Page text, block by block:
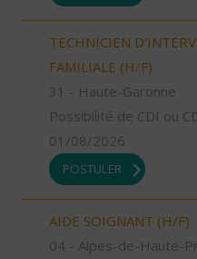
TECHNICIEN
FAMILIALE (H/F)
31 - Haute-Garonne
Possibilité de CDI ou
01/08/2026
POSTULER
AIDE SOIGNANT (H/F)
04 - Alpes-de-Haute-